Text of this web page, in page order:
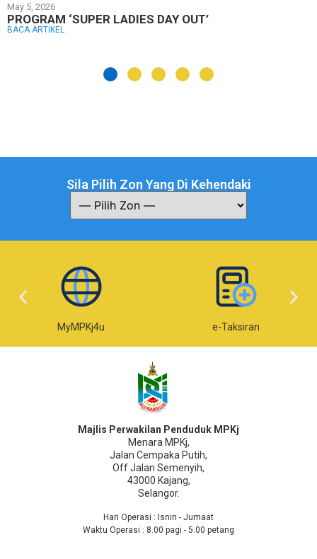
May 5, 2026
PROGRAM ‘SUPER LADIES DAY OUT’
BACA ARTIKEL
Sila Pilih Zon Yang Di Kehendaki
MyMPKj4u e-Taksiran
Majlis Perwakilan Penduduk MPKj
Menara MPKj,
Jalan Cempaka Putih,
Off Jalan Semenyih,
43000 Kajang,
Selangor.
Hari Operasi : Isnin - Jumaat
Waktu Operasi : 8.00 pagi - 5.00 petang